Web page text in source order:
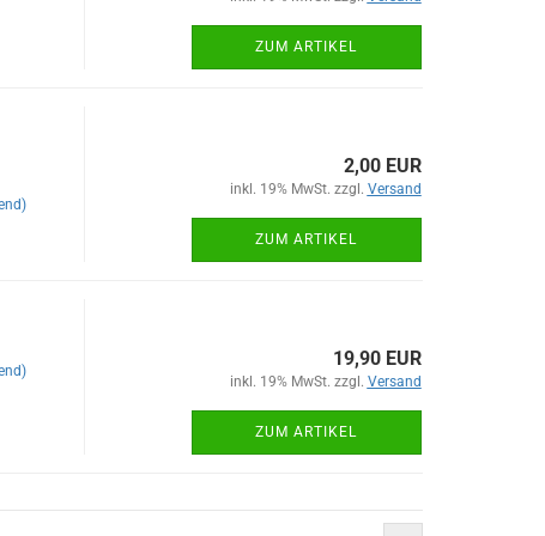
ZUM ARTIKEL
2,00 EUR
inkl. 19% MwSt. zzgl. Versand
ZUM ARTIKEL
19,90 EUR
inkl. 19% MwSt. zzgl. Versand
ZUM ARTIKEL